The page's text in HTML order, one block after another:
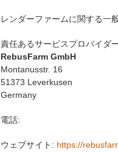
レンダーファームに関する一
責任あるサービスプロバイダ
RebusFarm GmbH
Montanusstr. 16
51373 Leverkusen
Germany
電話:
ウェブサイト: https://